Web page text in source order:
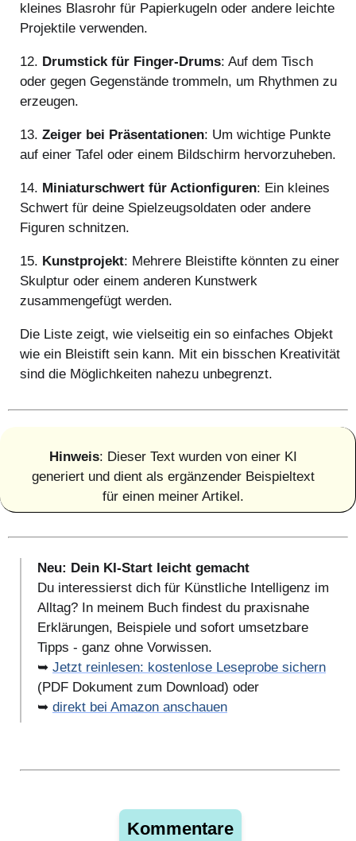
kleines Blasrohr für Papierkugeln oder andere leichte
Projektile verwenden.
12. Drumstick für Finger-Drums: Auf dem Tisch
oder gegen Gegenstände trommeln, um Rhythmen zu
erzeugen.
13. Zeiger bei Präsentationen: Um wichtige Punkte
auf einer Tafel oder einem Bildschirm hervorzuheben.
14. Miniaturschwert für Actionfiguren: Ein kleines
Schwert für deine Spielzeugsoldaten oder andere
Figuren schnitzen.
15. Kunstprojekt: Mehrere Bleistifte könnten zu einer
Skulptur oder einem anderen Kunstwerk
zusammengefügt werden.
Die Liste zeigt, wie vielseitig ein so einfaches Objekt
wie ein Bleistift sein kann. Mit ein bisschen Kreativität
sind die Möglichkeiten nahezu unbegrenzt.
Hinweis: Dieser Text wurden von einer KI
generiert und dient als ergänzender Beispieltext
für einen meiner Artikel.
Neu: Dein KI-Start leicht gemacht
Du interessierst dich für Künstliche Intelligenz im
Alltag? In meinem Buch findest du praxisnahe
Erklärungen, Beispiele und sofort umsetzbare
Tipps - ganz ohne Vorwissen.
➥ Jetzt reinlesen: kostenlose Leseprobe sichern
(PDF Dokument zum Download) oder
➥ direkt bei Amazon anschauen
Kommentare